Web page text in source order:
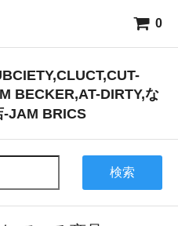
0
BECKER,AT-DIRTY,な
-JAM BRICS
検索